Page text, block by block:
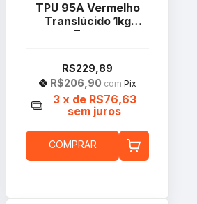
TPU 95A Vermelho
Translúcido 1kg
Esun
R$229,89
R$206,90 com Pix
3 x de R$76,63
sem juros
COMPRAR